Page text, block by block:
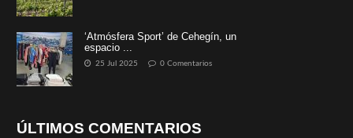
‘Atmósfera Sport’ de Cehegín, un
espacio ...
25 Jul 2025 0 Comentarios
ÚLTIMOS COMENTARIOS